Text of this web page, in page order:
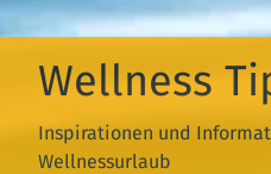
Wellness
Inspirationen und
Wellnessurlaub